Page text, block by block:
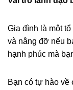
Gia đình là một
và nâng đỡ nếu
hạnh phúc mà
Bạn có tự hào về